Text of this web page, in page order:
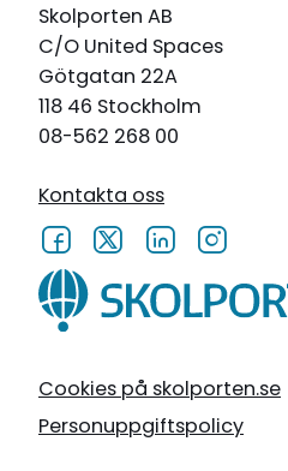
Cookies på skolporten.se
Personuppgiftspolicy
Skolporten AB
C/O United Spaces
Götgatan 22A
118 46 Stockholm
08-562 268 00
Kontakta oss